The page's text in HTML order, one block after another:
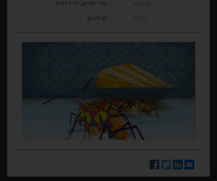
מוזיקה אורי קליאן, הד גילבוע
קולות חן ליבמן
Email
LinkedIn
Twitter
Facebook